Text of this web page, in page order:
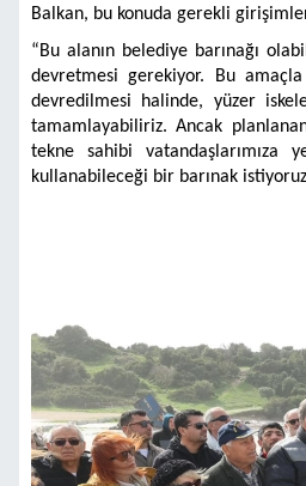
Balkan, bu konuda gerekli
“Bu alanın belediye barınağı
devretmesi gerekiyor. Bu
devredilmesi halinde, yüzer
tamamlayabiliriz. Ancak
tekne sahibi vatandaşlarımıza
kullanabileceği bir barınak